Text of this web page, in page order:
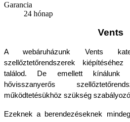
Garancia
24 hónap
Vents
A webáruházunk Vents
szellőztetőrendszerek
találod. De emellett kínálunk
hővisszanyerős
működtetésükhöz szükség
Ezeknek a berendezéseknek